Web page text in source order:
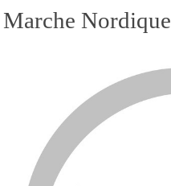
Marche Nordique